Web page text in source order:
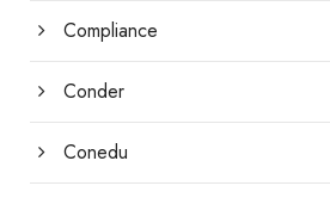
Compliance
Conder
Conedu